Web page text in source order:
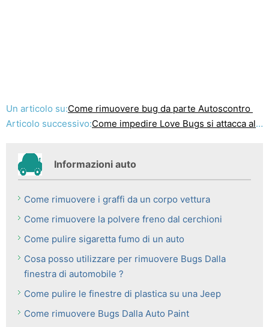
Un articolo su:Come rimuovere bug da parte Autoscontro
Articolo successivo:Come impedire Love Bugs si attacca al Vernice auto
Informazioni auto
Come rimuovere i graffi da un corpo vettura
Come rimuovere la polvere freno dal cerchioni
Come pulire sigaretta fumo di un auto
Cosa posso utilizzare per rimuovere Bugs Dalla
finestra di automobile ?
Come pulire le finestre di plastica su una Jeep
Come rimuovere Bugs Dalla Auto Paint